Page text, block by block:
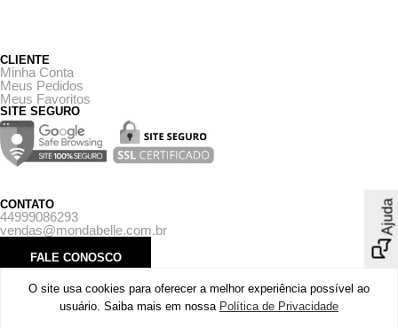
Ajuda
CLIENTE
Minha Conta
Meus Pedidos
Meus Favoritos
SITE SEGURO
CONTATO
44999086293
vendas@mondabelle.com.br
FALE CONOSCO
O site usa cookies para oferecer a melhor experiência possível ao
usuário. Saiba mais em nossa Política de Privacidade